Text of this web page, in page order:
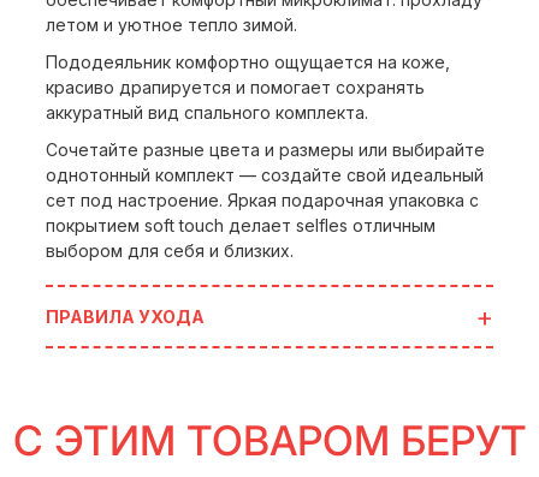
летом и уютное тепло зимой.
Пододеяльник комфортно ощущается на коже,
красиво драпируется и помогает сохранять
аккуратный вид спального комплекта.
Сочетайте разные цвета и размеры или выбирайте
однотонный комплект — создайте свой идеальный
сет под настроение. Яркая подарочная упаковка с
покрытием soft touch делает selfles отличным
выбором для себя и близких.
ПРАВИЛА УХОДА
С ЭТИМ ТОВАРОМ БЕРУТ
идеи